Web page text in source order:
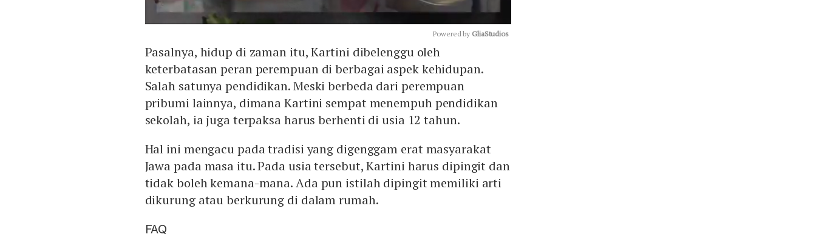
Mute
Powered by GliaStudios
Pasalnya, hidup di zaman itu, Kartini dibelenggu oleh
keterbatasan peran perempuan di berbagai aspek kehidupan.
Salah satunya pendidikan. Meski berbeda dari perempuan
pribumi lainnya, dimana Kartini sempat menempuh pendidikan
sekolah, ia juga terpaksa harus berhenti di usia 12 tahun.
Hal ini mengacu pada tradisi yang digenggam erat masyarakat
Jawa pada masa itu. Pada usia tersebut, Kartini harus dipingit dan
tidak boleh kemana-mana. Ada pun istilah dipingit memiliki arti
dikurung atau berkurung di dalam rumah.
FAQ